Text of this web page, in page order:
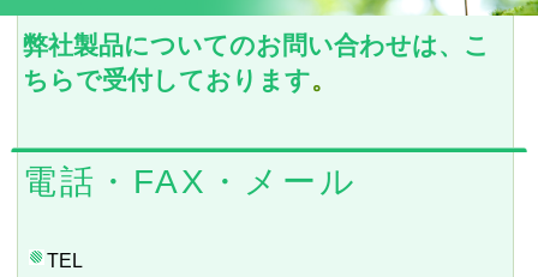
弊社製品についてのお問い合わせは、こ
ちらで受付しております。
電話・FAX・メール
TEL